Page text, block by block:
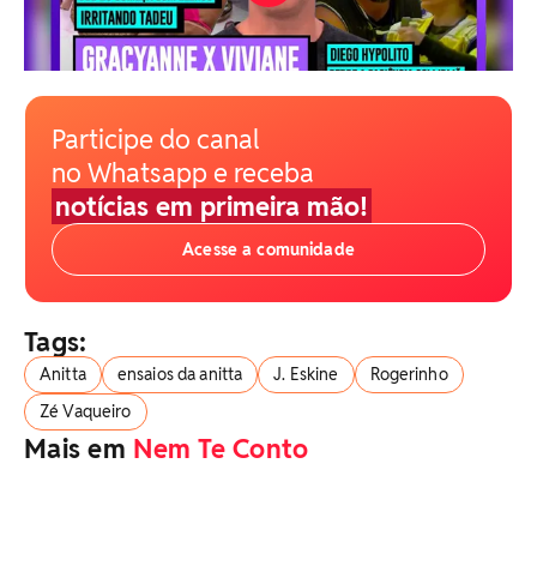
Participe do canal
no Whatsapp e receba
notícias em primeira mão!
Acesse a comunidade
Tags:
Anitta ensaios da anitta J. Eskine
Rogerinho
Zé Vaqueiro
Mais em Nem Te Conto